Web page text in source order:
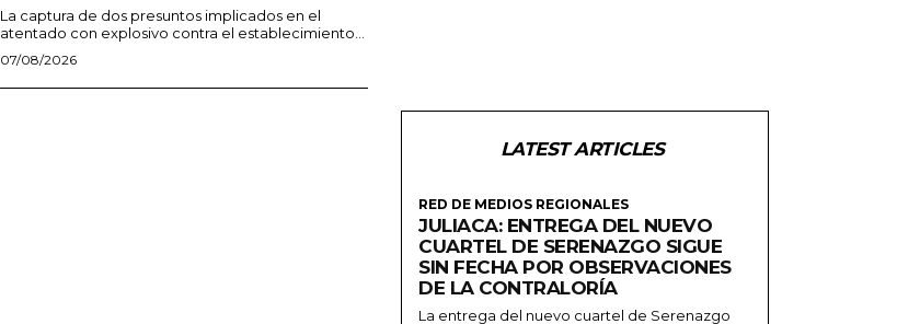
La captura de dos presuntos implicados en el
atentado con explosivo contra el establecimiento...
07/08/2026
LATEST ARTICLES
RED DE MEDIOS REGIONALES
JULIACA: ENTREGA DEL NUEVO
CUARTEL DE SERENAZGO SIGUE
SIN FECHA POR OBSERVACIONES
DE LA CONTRALORÍA
La entrega del nuevo cuartel de Serenazgo